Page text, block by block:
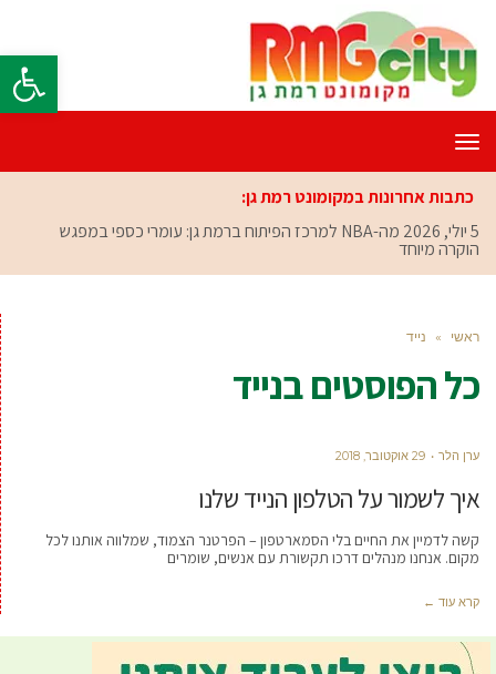
פתח
תפריט
כתבות אחרונות במקומונט רמת גן:
5 יולי, 2026
מה-NBA למרכז הפיתוח ברמת גן: עומרי כספי במפגש
הוקרה מיוחד
ראשי » נייד
כל הפוסטים בנייד
ערן הלר 29 אוקטובר, 2018
איך לשמור על הטלפון הנייד שלנו
קשה לדמיין את החיים בלי הסמארטפון – הפרטנר הצמוד, שמלווה אותנו לכל
מקום. אנחנו מנהלים דרכו תקשורת עם אנשים, שומרים
קרא עוד ←